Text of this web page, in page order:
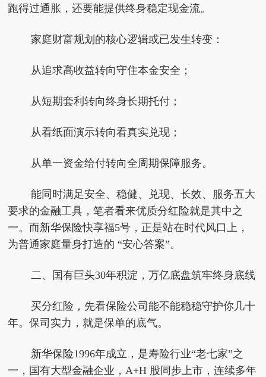
跑得过通胀，还要能提供终身稳定现金流。
家庭财富规划的核心逻辑或已发生转变：
从追求高收益转向守住本金安全；
从短期套利转向终身长期托付；
从看纸面演示转向看真实兑现；
从单一资金给付转向全周期保障服务。
能同时满足安全、稳健、兑现、长效、服务五大
要求的金融工具，笔者看来优质分红险就是其中之
一。而新华保险快享福5号，正是站在时代风口上，
为普通家庭量身打造的 “安心答案”。
二、国有巨头30年积淀，万亿底盘筑牢终身底线
买分红险，先看保险公司能不能稳稳守护你几十
年。保司实力，就是保单的底气。
新华保险1996年成立，是寿险行业“老七家”之
一，国有大型金融企业，A+H 股同步上市，连续多年